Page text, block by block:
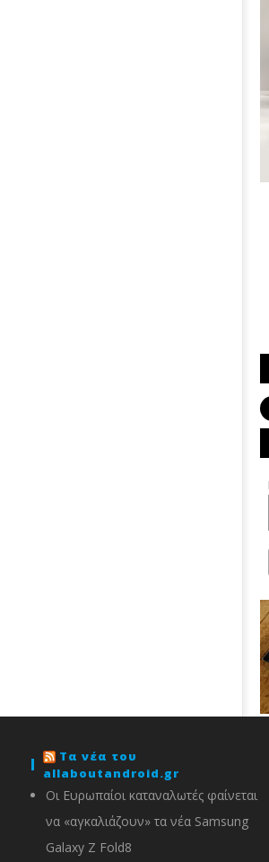
Τα νέα του
allaboutandroid.gr
Οι Ευρωπαίοι καταναλωτές φαίνεται
να «αγκαλιάζουν» τα νέα Samsung
Galaxy Z Fold8